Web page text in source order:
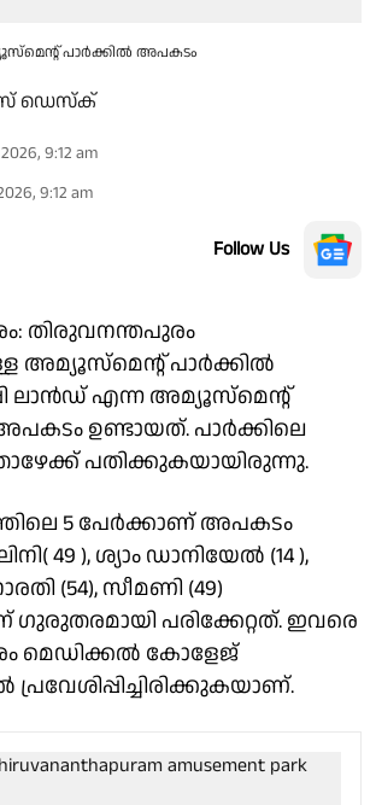
പാർക്കിൽ അപകടം
ഡെസ്ക്
9:12 am
9:12 am
Follow Us
തിരുവനന്തപുരം
അമ്യൂസ്മെൻ്റ് പാർക്കിൽ
ലാൻഡ് എന്ന അമ്യൂസ്മെൻ്റ്
ഉണ്ടായത്. പാർക്കിലെ
പതിക്കുകയായിരുന്നു.
5 പേർക്കാണ് അപകടം
49 ), ശ്യാം ഡാനിയേൽ (14 ),
(54), സീമണി (49)
ഗുരുതരമായി പരിക്കേറ്റത്. ഇവരെ
മെഡിക്കൽ കോളേജ്